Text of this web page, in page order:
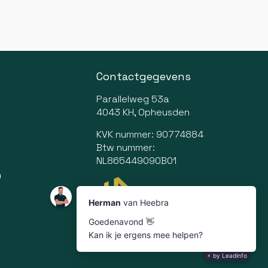
Contactgegevens
Parallelweg 53a
4043 KH, Opheusden
KVK nummer: 90774884
Btw nummer:
NL865449090B01